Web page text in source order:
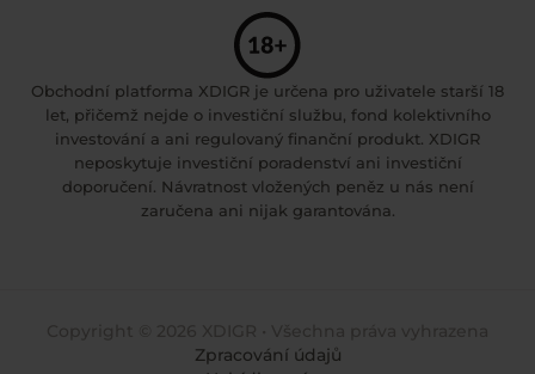
Obchodní platforma XDIGR je určena pro uživatele starší 18
let, přičemž nejde o investiční službu, fond kolektivního
investování a ani regulovaný finanční produkt. XDIGR
neposkytuje investiční poradenství ani investiční
doporučení. Návratnost vložených peněz u nás není
zaručena ani nijak garantována.
Zpracování údajů